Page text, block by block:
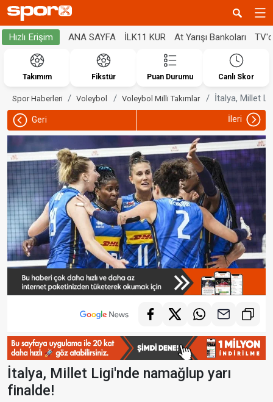
Hızlı Erişim ANA SAYFA İLK11 KUR At Yarışı Bankoları
Takımım Fikstür Puan Durumu Canlı Skor
Spor Haberleri Voleybol Voleybol Milli Takımlar İtalya, Millet
Geri İleri
İtalya, Millet Ligi'nde namağlup yarı
finalde!